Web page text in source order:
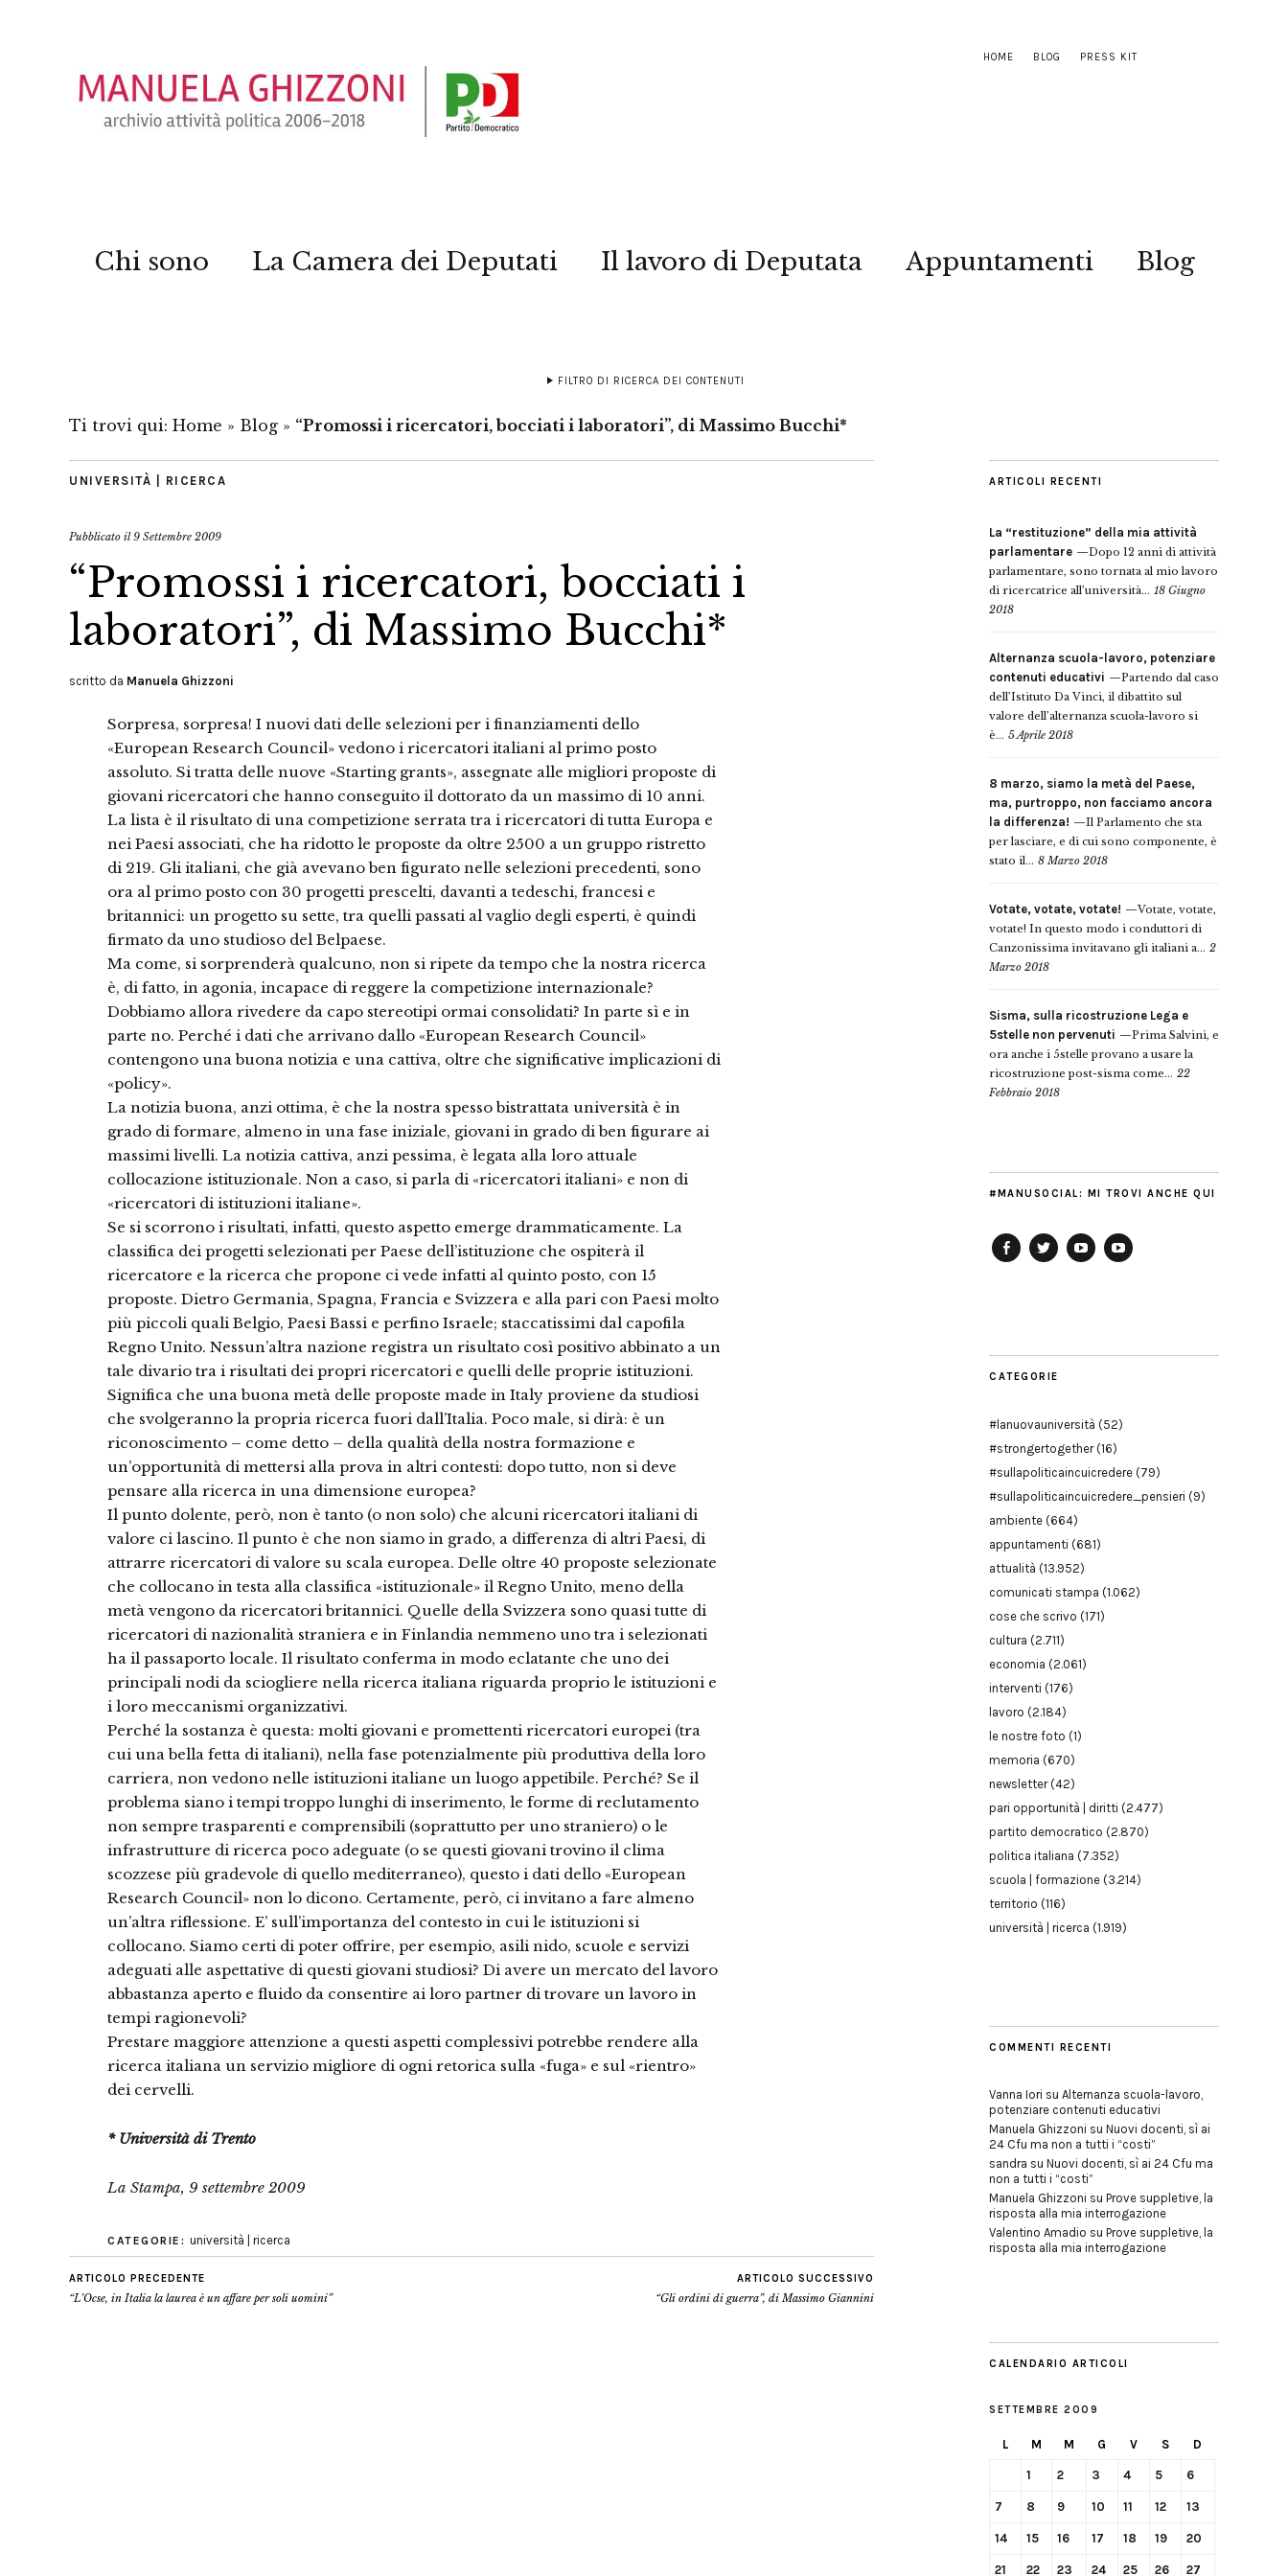
HOME BLOG PRESS KIT
Chi sono La Camera dei Deputati Il lavoro di Deputata Appuntamenti Blog
FILTRO DI RICERCA DEI CONTENUTI
Ti trovi qui: Home » Blog » “Promossi i ricercatori, bocciati i laboratori”, di Massimo Bucchi*
UNIVERSITÀ | RICERCA
Pubblicato il9 Settembre 2009
“Promossi i ricercatori, bocciati i
laboratori”, di Massimo Bucchi*
scritto da Manuela Ghizzoni
Sorpresa, sorpresa! I nuovi dati delle selezioni per i finanziamenti dello
«European Research Council» vedono i ricercatori italiani al primo posto
assoluto. Si tratta delle nuove «Starting grants», assegnate alle migliori proposte di
giovani ricercatori che hanno conseguito il dottorato da un massimo di 10 anni.
La lista è il risultato di una competizione serrata tra i ricercatori di tutta Europa e
nei Paesi associati, che ha ridotto le proposte da oltre 2500 a un gruppo ristretto
di 219. Gli italiani, che già avevano ben figurato nelle selezioni precedenti, sono
ora al primo posto con 30 progetti prescelti, davanti a tedeschi, francesi e
britannici: un progetto su sette, tra quelli passati al vaglio degli esperti, è quindi
firmato da uno studioso del Belpaese.
Ma come, si sorprenderà qualcuno, non si ripete da tempo che la nostra ricerca
è, di fatto, in agonia, incapace di reggere la competizione internazionale?
Dobbiamo allora rivedere da capo stereotipi ormai consolidati? In parte sì e in
parte no. Perché i dati che arrivano dallo «European Research Council»
contengono una buona notizia e una cattiva, oltre che significative implicazioni di
«policy».
La notizia buona, anzi ottima, è che la nostra spesso bistrattata università è in
grado di formare, almeno in una fase iniziale, giovani in grado di ben figurare ai
massimi livelli. La notizia cattiva, anzi pessima, è legata alla loro attuale
collocazione istituzionale. Non a caso, si parla di «ricercatori italiani» e non di
«ricercatori di istituzioni italiane».
Se si scorrono i risultati, infatti, questo aspetto emerge drammaticamente. La
classifica dei progetti selezionati per Paese dell’istituzione che ospiterà il
ricercatore e la ricerca che propone ci vede infatti al quinto posto, con 15
proposte. Dietro Germania, Spagna, Francia e Svizzera e alla pari con Paesi molto
più piccoli quali Belgio, Paesi Bassi e perfino Israele; staccatissimi dal capofila
Regno Unito. Nessun’altra nazione registra un risultato così positivo abbinato a un
tale divario tra i risultati dei propri ricercatori e quelli delle proprie istituzioni.
Significa che una buona metà delle proposte made in Italy proviene da studiosi
che svolgeranno la propria ricerca fuori dall’Italia. Poco male, si dirà: è un
riconoscimento – come detto – della qualità della nostra formazione e
un’opportunità di mettersi alla prova in altri contesti: dopo tutto, non si deve
pensare alla ricerca in una dimensione europea?
Il punto dolente, però, non è tanto (o non solo) che alcuni ricercatori italiani di
valore ci lascino. Il punto è che non siamo in grado, a differenza di altri Paesi, di
attrarre ricercatori di valore su scala europea. Delle oltre 40 proposte selezionate
che collocano in testa alla classifica «istituzionale» il Regno Unito, meno della
metà vengono da ricercatori britannici. Quelle della Svizzera sono quasi tutte di
ricercatori di nazionalità straniera e in Finlandia nemmeno uno tra i selezionati
ha il passaporto locale. Il risultato conferma in modo eclatante che uno dei
principali nodi da sciogliere nella ricerca italiana riguarda proprio le istituzioni e
i loro meccanismi organizzativi.
Perché la sostanza è questa: molti giovani e promettenti ricercatori europei (tra
cui una bella fetta di italiani), nella fase potenzialmente più produttiva della loro
carriera, non vedono nelle istituzioni italiane un luogo appetibile. Perché? Se il
problema siano i tempi troppo lunghi di inserimento, le forme di reclutamento
non sempre trasparenti e comprensibili (soprattutto per uno straniero) o le
infrastrutture di ricerca poco adeguate (o se questi giovani trovino il clima
scozzese più gradevole di quello mediterraneo), questo i dati dello «European
Research Council» non lo dicono. Certamente, però, ci invitano a fare almeno
un’altra riflessione. E’ sull’importanza del contesto in cui le istituzioni si
collocano. Siamo certi di poter offrire, per esempio, asili nido, scuole e servizi
adeguati alle aspettative di questi giovani studiosi? Di avere un mercato del lavoro
abbastanza aperto e fluido da consentire ai loro partner di trovare un lavoro in
tempi ragionevoli?
Prestare maggiore attenzione a questi aspetti complessivi potrebbe rendere alla
ricerca italiana un servizio migliore di ogni retorica sulla «fuga» e sul «rientro»
dei cervelli.
* Università di Trento
La Stampa, 9 settembre 2009
CATEGORIE: università | ricerca
ARTICOLO PRECEDENTE
“L’Ocse, in Italia la laurea è un affare per soli uomini”
ARTICOLO SUCCESSIVO
“Gli ordini di guerra”, di Massimo Giannini
ARTICOLI RECENTI
La “restituzione” della mia attività
parlamentare
Dopo 12 anni di attività
parlamentare, sono tornata al mio lavoro
di ricercatrice all’università... 18 Giugno
2018
Alternanza scuola-lavoro, potenziare
contenuti educativi
Partendo dal caso
dell’Istituto Da Vinci, il dibattito sul
valore dell’alternanza scuola-lavoro si
è... 5 Aprile 2018
8 marzo, siamo la metà del Paese,
ma, purtroppo, non facciamo ancora
la differenza!
Il Parlamento che sta
per lasciare, e di cui sono componente, è
stato il... 8 Marzo 2018
Votate, votate, votate!
Votate, votate,
votate! In questo modo i conduttori di
Canzonissima invitavano gli italiani a... 2
Marzo 2018
Sisma, sulla ricostruzione Lega e
5stelle non pervenuti
Prima Salvini, e
ora anche i 5stelle provano a usare la
ricostruzione post-sisma come... 22
Febbraio 2018
#MANUSOCIAL: MI TROVI ANCHE QUI
CATEGORIE
#lanuovauniversità (52)
#strongertogether(16)
#sullapoliticaincuicredere (79)
#sullapoliticaincuicredere_pensieri (9)
ambiente (664)
appuntamenti (681)
attualità (13.952)
comunicati stampa (1.062)
cose che scrivo (171)
cultura (2.711)
economia (2.061)
interventi (176)
lavoro (2.184)
le nostre foto (1)
memoria (670)
newsletter(42)
pari opportunità | diritti (2.477)
partito democratico (2.870)
politica italiana (7.352)
scuola | formazione (3.214)
territorio (116)
università | ricerca (1.919)
COMMENTI RECENTI
Vanna Iori su Alternanza scuola-lavoro,
potenziare contenuti educativi
Manuela Ghizzoni su Nuovi docenti, sì ai
24 Cfu ma non a tutti i “costi”
sandra su Nuovi docenti, sì ai 24 Cfu ma
non a tutti i “costi”
Manuela Ghizzoni su Prove suppletive, la
risposta alla mia interrogazione
Valentino Amadio su Prove suppletive, la
risposta alla mia interrogazione
CALENDARIO ARTICOLI
SETTEMBRE 2009
L M M G V S D
1 2 3 4 5 6
7 8 9 10 11 12 13
14 15 16 17 18 19 20
21 22 23 24 25 26 27